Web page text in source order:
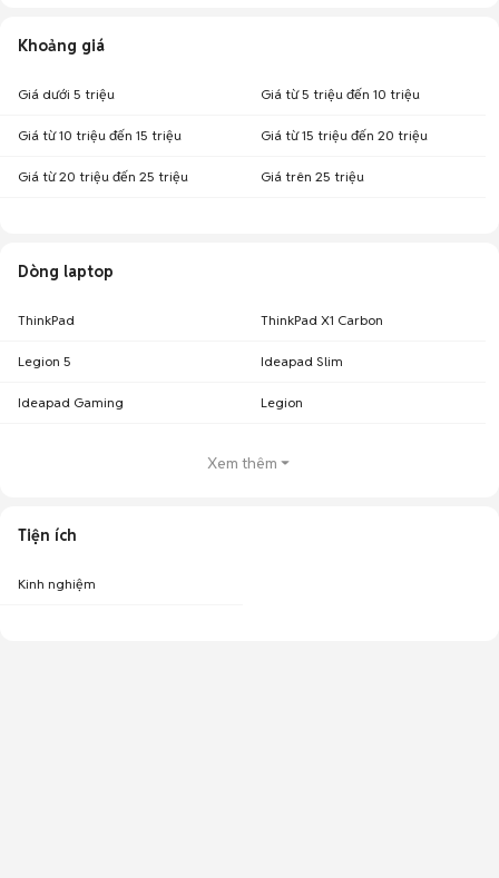
Khoảng giá
Giá dưới 5 triệu Giá từ 5 triệu đến 10 triệu
Giá từ 10 triệu đến 15 triệu Giá từ 15 triệu đến 20 triệu
Giá từ 20 triệu đến 25 triệu Giá trên 25 triệu
Dòng laptop
ThinkPad ThinkPad X1 Carbon
Legion 5 Ideapad Slim
Ideapad Gaming Legion
Xem thêm
Tiện ích
Kinh nghiệm